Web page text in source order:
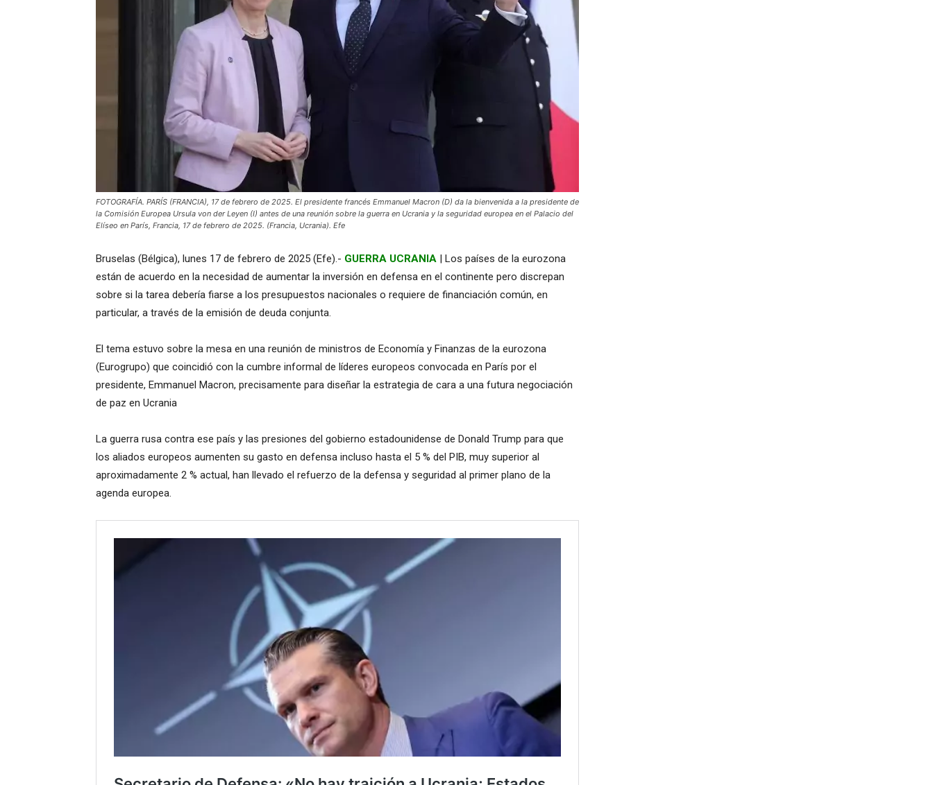
FOTOGRAFÍA. PARÍS (FRANCIA), 17 de febrero de 2025. El presidente francés Emmanuel Macron (D) da la bienvenida a la presidente de
la Comisión Europea Ursula von der Leyen (I) antes de una reunión sobre la guerra en Ucrania y la seguridad europea en el Palacio del
Elíseo en París, Francia, 17 de febrero de 2025. (Francia, Ucrania). Efe
Bruselas (Bélgica), lunes 17 de febrero de 2025 (Efe).- GUERRA UCRANIA | Los países de la eurozona
están de acuerdo en la necesidad de aumentar la inversión en defensa en el continente pero discrepan
sobre si la tarea debería fiarse a los presupuestos nacionales o requiere de financiación común, en
particular, a través de la emisión de deuda conjunta.
El tema estuvo sobre la mesa en una reunión de ministros de Economía y Finanzas de la eurozona
(Eurogrupo) que coincidió con la cumbre informal de líderes europeos convocada en París por el
presidente, Emmanuel Macron, precisamente para diseñar la estrategia de cara a una futura negociación
de paz en Ucrania
La guerra rusa contra ese país y las presiones del gobierno estadounidense de Donald Trump para que
los aliados europeos aumenten su gasto en defensa incluso hasta el 5 % del PIB, muy superior al
aproximadamente 2 % actual, han llevado el refuerzo de la defensa y seguridad al primer plano de la
agenda europea.